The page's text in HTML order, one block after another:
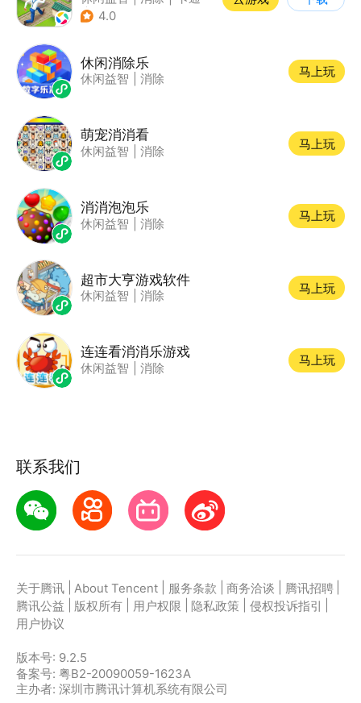
| 创梦天地
4.0
休闲消除乐
休闲益智 消除
马上玩
萌宠消消看
休闲益智 消除
马上玩
消消泡泡乐
休闲益智 消除
马上玩
超市大亨游戏软件
休闲益智 消除
马上玩
连连看消消乐游戏
休闲益智 消除
马上玩
联系我们
关于腾讯 About Tencent 服务条款 商务洽谈 腾讯招聘
腾讯公益
版权所有 用户权限 隐私政策 侵权投诉指引
用户协议
版本号: 9.2.5
备案号: 粤B2-20090059-1623A
主办者: 深圳市腾讯计算机系统有限公司